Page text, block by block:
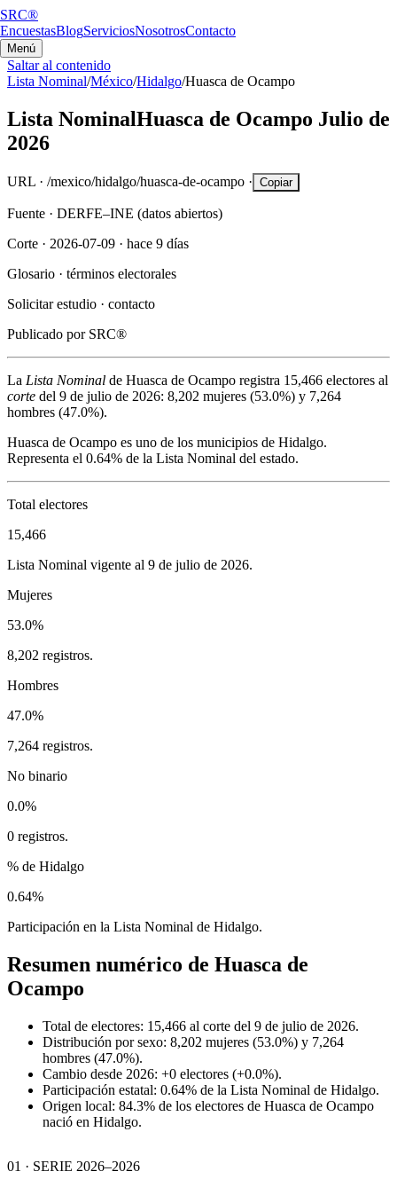
SRC®
EncuestasBlogServiciosNosotrosContacto
Menú
Saltar al contenido
Lista Nominal/México/Hidalgo/Huasca de Ocampo
Lista NominalHuasca de Ocampo Julio de
2026
URL · /mexico/hidalgo/huasca-de-ocampo · Copiar
Fuente · DERFE–INE (datos abiertos)
Corte · 2026-07-09 · hace 9 días
Glosario · términos electorales
Solicitar estudio · contacto
Publicado por SRC®
La Lista Nominal de Huasca de Ocampo registra 15,466 electores al
corte del 9 de julio de 2026: 8,202 mujeres (53.0%) y 7,264
hombres (47.0%).
Huasca de Ocampo es uno de los municipios de Hidalgo.
Representa el 0.64% de la Lista Nominal del estado.
Total electores
15,466
Lista Nominal vigente al 9 de julio de 2026.
Mujeres
53.0%
8,202 registros.
Hombres
47.0%
7,264 registros.
No binario
0.0%
0 registros.
% de Hidalgo
0.64%
Participación en la Lista Nominal de Hidalgo.
Resumen numérico de Huasca de
Ocampo
Total de electores: 15,466 al corte del 9 de julio de 2026.
Distribución por sexo: 8,202 mujeres (53.0%) y 7,264
hombres (47.0%).
Cambio desde 2026: +0 electores (+0.0%).
Participación estatal: 0.64% de la Lista Nominal de Hidalgo.
Origen local: 84.3% de los electores de Huasca de Ocampo
nació en Hidalgo.
01 · SERIE 2026–2026